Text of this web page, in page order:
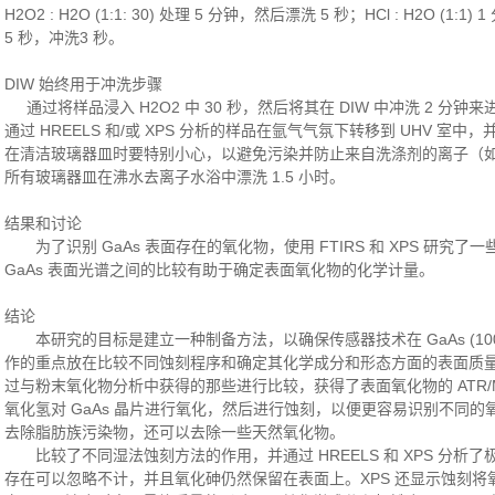
H2O2 : H2O (1:1: 30) 处理 5 分钟，然后漂洗 5 秒；HCl : H2O (1:1) 1
5 秒，冲洗3 秒。
DIW 始终用于冲洗步骤
通过将样品浸入 H2O2 中 30 秒，然后将其在 DIW 中冲洗 2 分钟来
通过 HREELS 和/或 XPS 分析的样品在氩气气氛下转移到 UHV 室中，
在清洁玻璃器皿时要特别小心，以避免污染并防止来自洗涤剂的离子（
所有玻璃器皿在沸水去离子水浴中漂洗 1.5 小时。
结果和讨论
为了识别 GaAs 表面存在的氧化物，使用 FTIRS 和 XPS 研究了一
GaAs 表面光谱之间的比较有助于确定表面氧化物的化学计量。
结论
本研究的目标是建立一种制备方法，以确保传感器技术在 GaAs
作的重点放在比较不同蚀刻程序和确定其化学成分和形态方面的表面质
过与粉末氧化物分析中获得的那些进行比较，获得了表面氧化物的
氧化氢对 GaAs 晶片进行氧化，然后进行蚀刻，以便更容易识别不同
去除脂肪族污染物，还可以去除一些天然氧化物。
比较了不同湿法蚀刻方法的作用，并通过 HREELS 和 XPS 分析了
存在可以忽略不计，并且氧化砷仍然保留在表面上。XPS 还显示蚀刻